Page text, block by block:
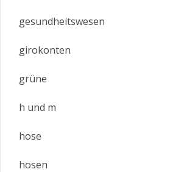
gesundheitswesen
girokonten
grüne
h und m
hose
hosen